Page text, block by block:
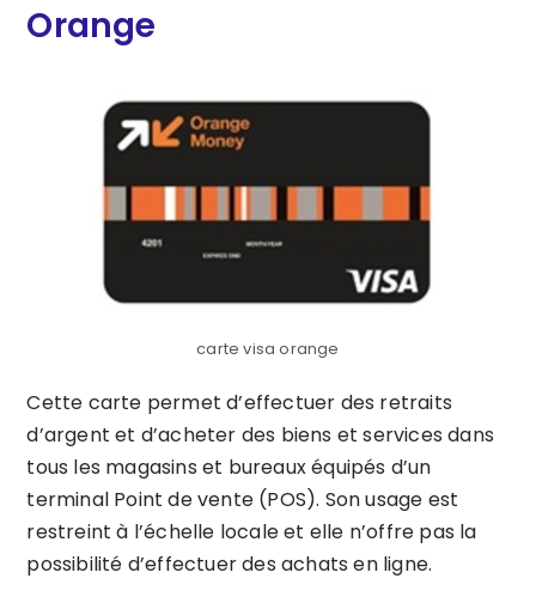
Orange
carte visa orange
Cette carte permet d’effectuer des retraits
d’argent et d’acheter des biens et services dans
tous les magasins et bureaux équipés d’un
terminal Point de vente (POS). Son usage est
restreint à l’échelle locale et elle n’offre pas la
possibilité d’effectuer des achats en ligne.